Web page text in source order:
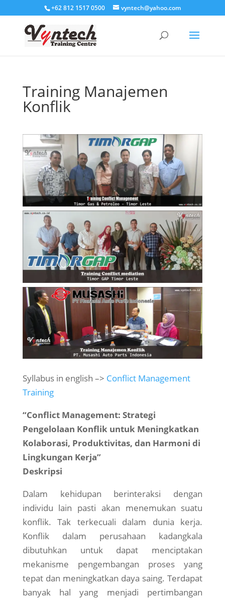
+62 812 1517 0500 vyntech@yahoo.com
Training Manajemen
Konflik
Syllabus in english –> Conflict Management
Training
“Conflict Management: Strategi
Pengelolaan Konflik untuk Meningkatkan
Kolaborasi, Produktivitas, dan Harmoni di
Lingkungan Kerja”
Deskripsi
Dalam kehidupan berinteraksi dengan
individu lain pasti akan menemukan suatu
konflik. Tak terkecuali dalam dunia kerja.
Konflik dalam perusahaan kadangkala
dibutuhkan untuk dapat menciptakan
mekanisme pengembangan proses yang
tepat dan meningkatkan daya saing. Terdapat
banyak hal yang menjadi pertimbangan